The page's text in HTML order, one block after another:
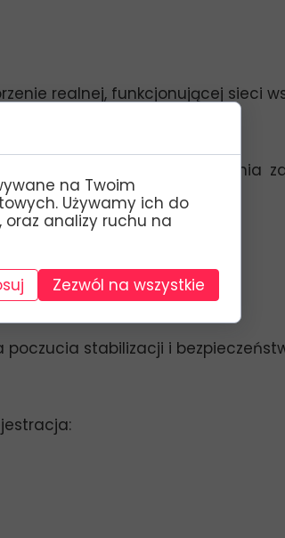
realnej, funkcjonującej sieci
To proces budowania
poczucia stabilizacji i
na Twoim
Używamy ich do
oraz analizy ruchu na
Zezwól na wszystkie